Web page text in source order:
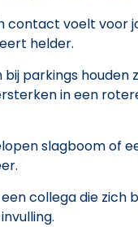
contact voelt voor
helder.
bij parkings
in een
slagboom of
collega die zich